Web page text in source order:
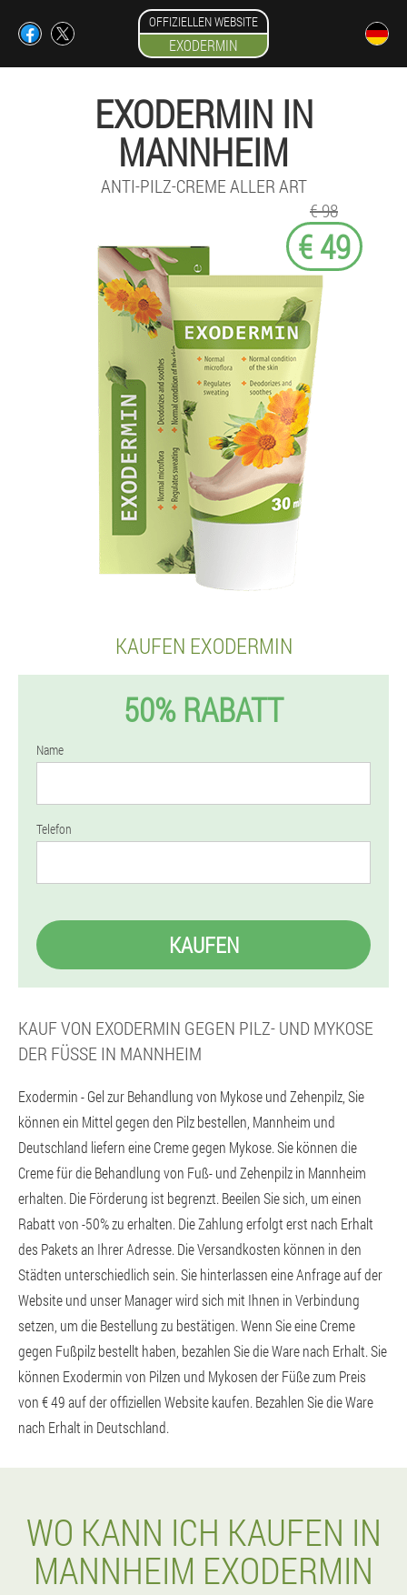
OFFIZIELLEN WEBSITE
EXODERMIN
EXODERMIN IN
MANNHEIM
ANTI-PILZ-CREME ALLER ART
€ 98
€ 49
KAUFEN EXODERMIN
50% RABATT
Name
Telefon
KAUFEN
KAUF VON EXODERMIN GEGEN PILZ- UND MYKOSE
DER FÜSSE IN MANNHEIM
Exodermin - Gel zur Behandlung von Mykose und Zehenpilz, Sie
können ein Mittel gegen den Pilz bestellen, Mannheim und
Deutschland liefern eine Creme gegen Mykose. Sie können die
Creme für die Behandlung von Fuß- und Zehenpilz in Mannheim
erhalten. Die Förderung ist begrenzt. Beeilen Sie sich, um einen
Rabatt von -50% zu erhalten. Die Zahlung erfolgt erst nach Erhalt
des Pakets an Ihrer Adresse. Die Versandkosten können in den
Städten unterschiedlich sein. Sie hinterlassen eine Anfrage auf der
Website und unser Manager wird sich mit Ihnen in Verbindung
setzen, um die Bestellung zu bestätigen. Wenn Sie eine Creme
gegen Fußpilz bestellt haben, bezahlen Sie die Ware nach Erhalt. Sie
können Exodermin von Pilzen und Mykosen der Füße zum Preis
von € 49 auf der offiziellen Website kaufen. Bezahlen Sie die Ware
nach Erhalt in Deutschland.
WO KANN ICH KAUFEN IN
MANNHEIM EXODERMIN